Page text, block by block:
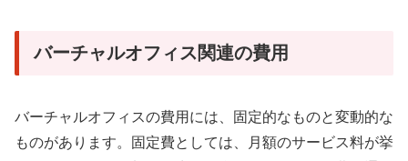
バーチャルオフィス関連の費用
バーチャルオフィスの費用には、固定的なものと変動的な
ものがあります。固定費としては、月額のサービス料が挙